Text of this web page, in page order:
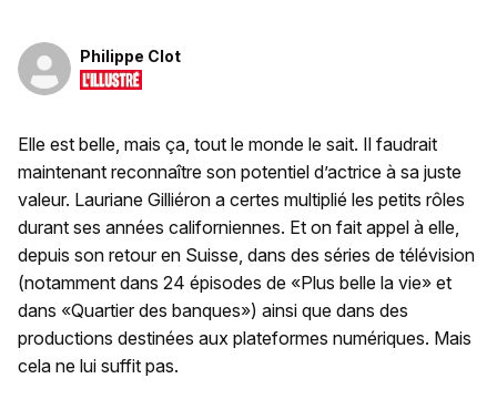
Philippe Clot
Elle est belle, mais ça, tout le monde le sait. Il faudrait
maintenant reconnaître son potentiel d’actrice à sa juste
valeur. Lauriane Gilliéron a certes multiplié les petits rôles
durant ses années californiennes. Et on fait appel à elle,
depuis son retour en Suisse, dans des séries de télévision
(notamment dans 24 épisodes de «Plus belle la vie» et
dans «Quartier des banques») ainsi que dans des
productions destinées aux plateformes numériques. Mais
cela ne lui suffit pas.